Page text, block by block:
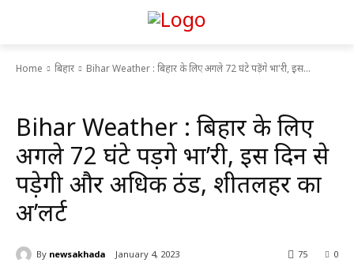
Home बिहार Bihar Weather : बिहार के लिए अगले 72 घंटे पड़ेंगे भा'री, इस...
Bihar Weather : बिहार के लिए
अगले 72 घंटे पड़ेंगे भा’री, इस दिन से
पड़ेगी और अधिक ठंड, शीतलहर का
अ’लर्ट
By newsakhada January 4, 2023 0
75